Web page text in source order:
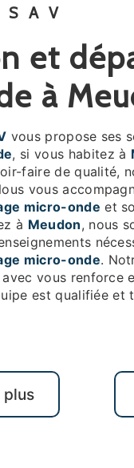
SAV
à
vous propose ses
, si vous habitez à
faire de qualité,
vous
micro-onde et
à Meudon, nous
micro-onde.
vous renforce
est qualifiée et
plus